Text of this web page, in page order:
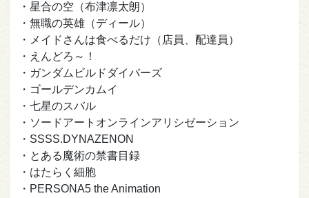
・星合の空（布津凛太朗）
・無職の英雄（ディール）
・メイドさんは食べるだけ（店員、配達員）
・えんどろ～！
・ガンダムビルドダイバーズ
・ゴールデンカムイ
・七星のスバル
・ソードアートオンラインアリシゼーション
・SSSS.DYNAZENON
・とある魔術の禁書目録
・はたらく細胞
・PERSONA5 the Animation